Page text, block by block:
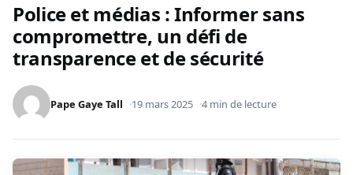
Police et médias : Informer sans
compromettre, un défi de
transparence et de sécurité
Pape Gaye Tall 19 mars 2025 4 min de lecture